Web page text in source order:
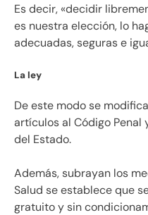
Es decir, «decidir
es nuestra elección, lo
adecuadas, seguras e
La ley
De este modo se
artículos al Código Penal
del Estado.
Además, subrayan los
Salud se establece que
gratuito y sin